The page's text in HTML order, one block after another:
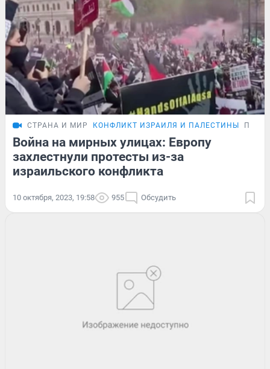
СТРАНА И МИР КОНФЛИКТ ИЗРАИЛЯ И ПАЛЕСТИНЫ
Война на мирных улицах: Европу
захлестнули протесты из-за
израильского конфликта
10 октября, 2023, 19:58 955 Обсудить